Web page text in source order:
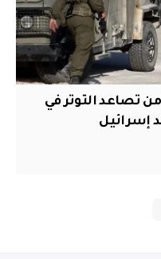
تصاعد التوتر في
إسرائيل